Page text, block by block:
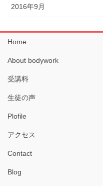
2016年9月
Home
About bodywork
受講料
生徒の声
Plofile
アクセス
Contact
Blog